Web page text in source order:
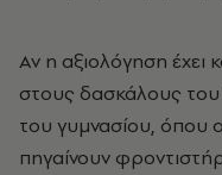
Αν η αξιολόγηση έχει
στους δασκάλους του
του γυμνασίου, όπου
πηγαίνουν